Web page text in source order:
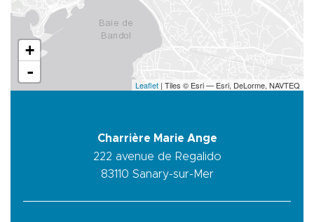
+
-
Leaflet | Tiles © Esri — Esri, DeLorme, NAVTEQ
Charrière Marie Ange
222 avenue de Regalido
83110 Sanary-sur-Mer